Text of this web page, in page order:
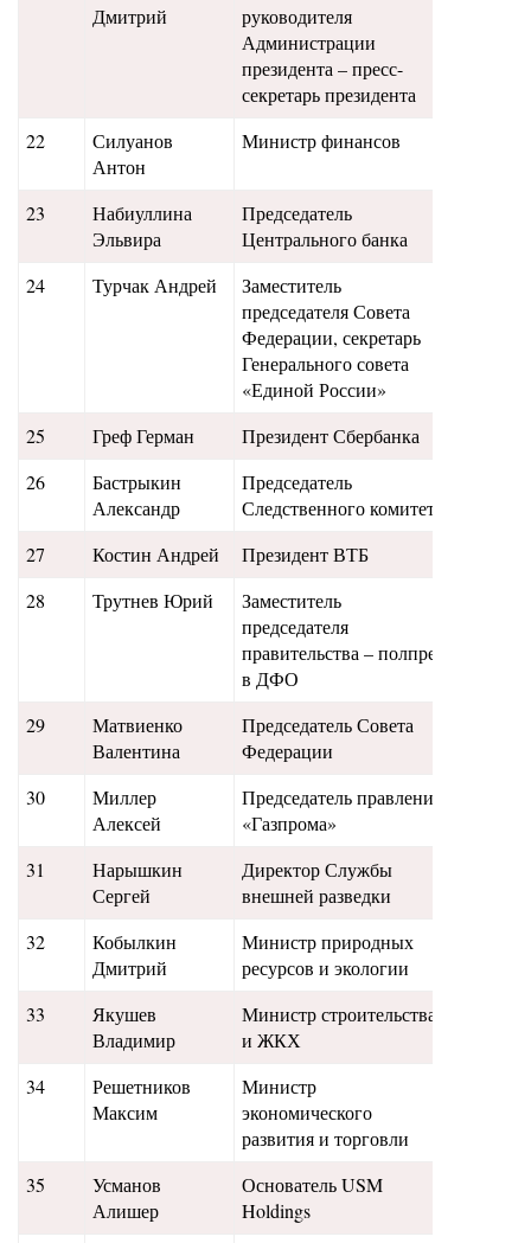
Дмитрий
руководителя
Администрации
президента – пресс-
секретарь президента
22
Силуанов
Антон
Министр финансов
23
Набиуллина
Эльвира
Председатель
Центрального банка
24 Турчак Андрей
Заместитель
председателя Совета
Федерации, секретарь
Генерального совета
«Единой России»
25 Греф Герман Президент Сбербанка
26
Бастрыкин
Александр
Председатель
Следственного комитета
27 Костин Андрей Президент ВТБ
28
Трутнев Юрий
Заместитель
председателя
правительства – полпред
в ДФО
29
Матвиенко
Валентина
Председатель Совета
Федерации
30
Миллер
Алексей
Председатель правления
«Газпрома»
31
Нарышкин
Сергей
Директор Службы
внешней разведки
32
Кобылкин
Дмитрий
Министр природных
ресурсов и экологии
33
Якушев
Владимир
Министр строительства
и ЖКХ
34
Решетников
Максим
Министр
экономического
развития и торговли
35
Усманов
Алишер
Основатель USM
Holdings